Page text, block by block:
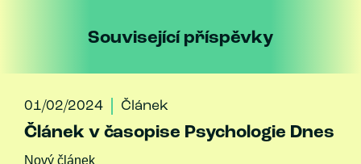
Související příspěvky
01/02/2024 Článek
Článek v časopise Psychologie Dnes
Nový článek